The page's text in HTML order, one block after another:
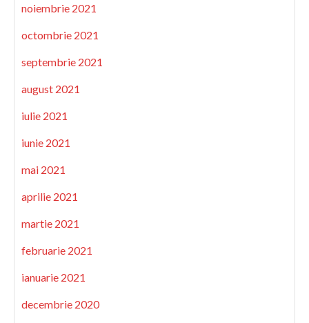
noiembrie 2021
octombrie 2021
septembrie 2021
august 2021
iulie 2021
iunie 2021
mai 2021
aprilie 2021
martie 2021
februarie 2021
ianuarie 2021
decembrie 2020